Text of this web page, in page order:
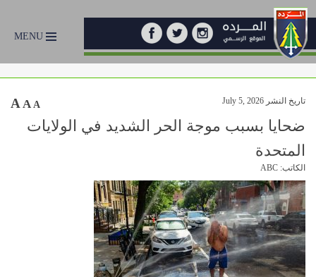
MENU
تاريخ النشر July 5, 2026 A A A
ضحايا بسبب موجة الحر الشديد في الولايات
المتحدة
الكاتب: ABC